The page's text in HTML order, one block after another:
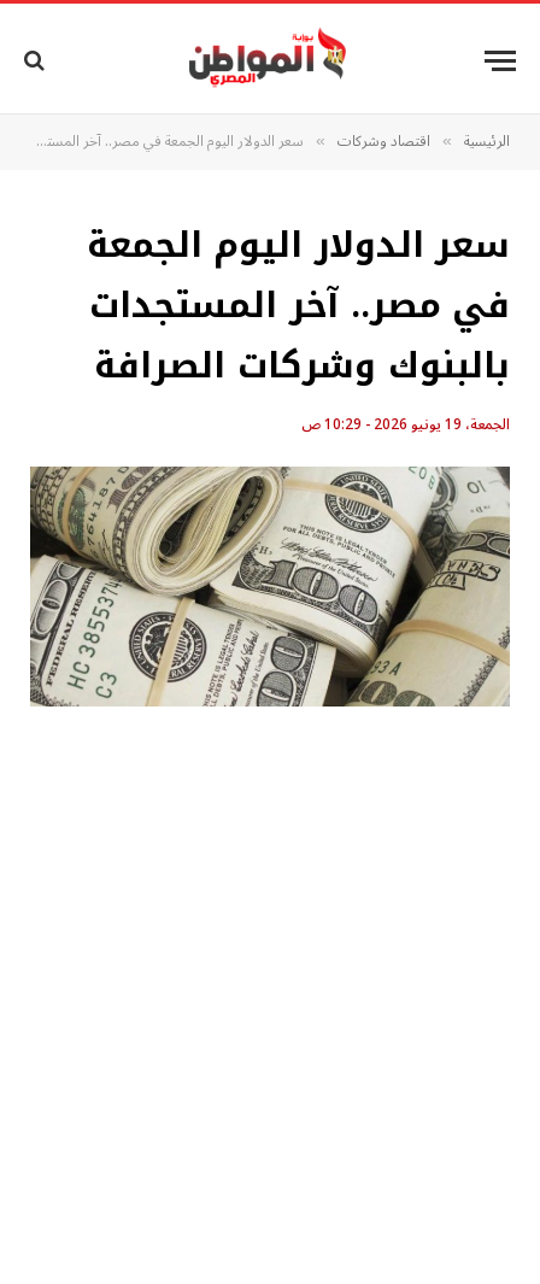
الرئيسية » اقتصاد وشركات » سعر الدولار اليوم الجمعة في مصر.. آخر المستجدات بالبنوك وشركات الصرافة
سعر الدولار اليوم الجمعة
في مصر.. آخر المستجدات
بالبنوك وشركات الصرافة
الجمعة، 19 يونيو 2026 - 10:29 ص